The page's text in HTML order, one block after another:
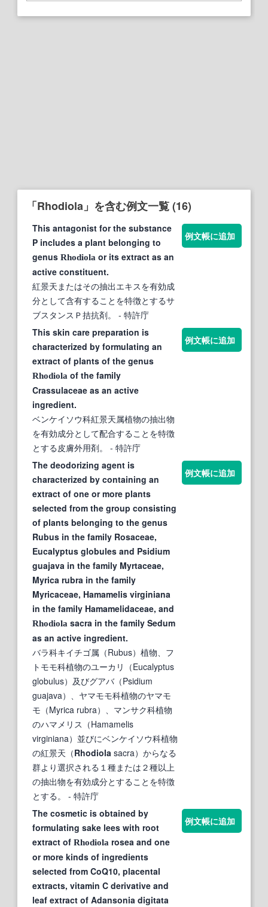
「Rhodiola」を含む例文一覧 (16)
This antagonist for the substance
P includes a plant belonging to
genus Rhodiola or its extract as an
active constituent.
紅景天またはその抽出エキスを有効成
分として含有することを特徴とするサ
ブスタンスＰ拮抗剤。
- 特許庁
例文帳に追加
This skin care preparation is
characterized by formulating an
extract of plants of the genus
Rhodiola of the family
Crassulaceae as an active
ingredient.
ベンケイソウ科紅景天属植物の抽出物
を有効成分として配合することを特徴
とする皮膚外用剤。
- 特許庁
例文帳に追加
The deodorizing agent is
characterized by containing an
extract of one or more plants
selected from the group consisting
of plants belonging to the genus
Rubus in the family Rosaceae,
Eucalyptus globules and Psidium
guajava in the family Myrtaceae,
Myrica rubra in the family
Myricaceae, Hamamelis virginiana
in the family Hamamelidaceae, and
Rhodiola sacra in the family Sedum
as an active ingredient.
バラ科キイチゴ属（Rubus）植物、フ
トモモ科植物のユーカリ（Eucalyptus
globulus）及びグアバ（Psidium
guajava）、ヤマモモ科植物のヤマモ
モ（Myrica rubra）、マンサク科植物
のハマメリス（Hamamelis
virginiana）並びにベンケイソウ科植物
の紅景天（Rhodiola sacra）からなる
群より選択される１種または２種以上
の抽出物を有効成分とすることを特徴
とする。
- 特許庁
例文帳に追加
The cosmetic is obtained by
formulating sake lees with root
extract of Rhodiola rosea and one
or more kinds of ingredients
selected from CoQ10, placental
extracts, vitamin C derivative and
leaf extract of Adansonia digitata
例文帳に追加